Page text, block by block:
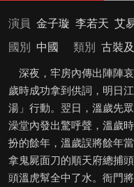
演員 金子璇 李若天 艾
國別
中國 類別 古裝
深夜，牢房內傳出陣陣
歲時成功拿到供詞，明日
湯」行動。翌日，溫歲先
澡堂內發出驚呼聲，溫歲
扮的餘年，溫歲誤將餘年
拿鬼屍面刀的順天府總捕
頭溫虎幫全中了水。衙門